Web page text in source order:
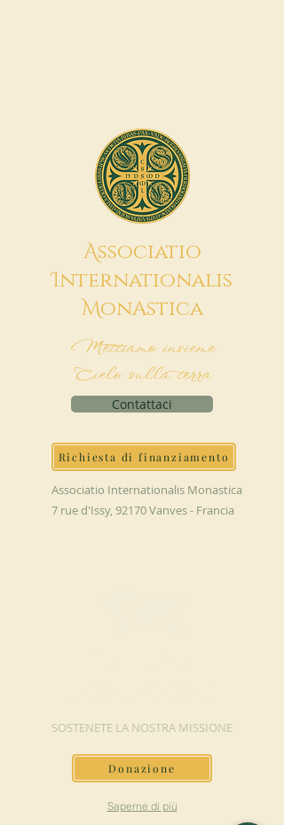
Associatio
Internationalis
MonAstica
Mettiamo insieme
Cielo sulla terra
Contattaci
Richiesta di finanziamento
Associatio Internationalis Monastica
7 rue d'Issy, 92170 Vanves - Francia
SOSTENETE LA NOSTRA MISSIONE
Donazione
Saperne di più